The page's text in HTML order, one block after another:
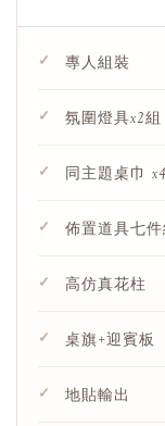
✓ 專人組裝
✓ 氛圍燈具x2組
✓ 同主題桌巾
✓ 佈置道具七件
✓ 高仿真花柱
✓ 桌旗+迎賓板
✓ 地貼輸出